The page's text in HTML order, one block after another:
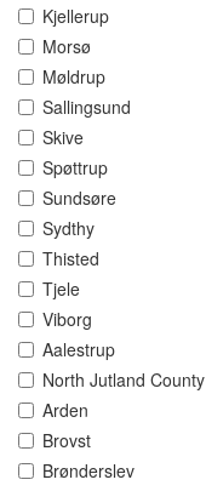
Kjellerup
Morsø
Møldrup
Sallingsund
Skive
Spøttrup
Sundsøre
Sydthy
Thisted
Tjele
Viborg
Aalestrup
North Jutland County
Arden
Brovst
Brønderslev